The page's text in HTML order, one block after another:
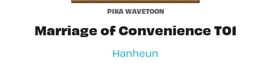
PIKA WAVETOON
Marriage of Convenience T01
Hanheun